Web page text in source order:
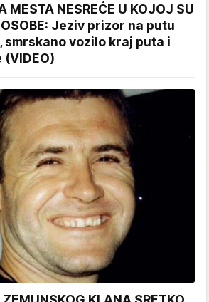
MESTA NESREĆE U KOJOJ SU
OSOBE: Jeziv prizor na putu
smrskano vozilo kraj puta i